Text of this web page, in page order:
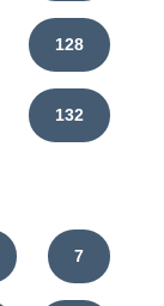
128
132
7